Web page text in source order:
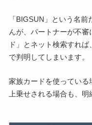
「BIGSUN」という名
んが、パートナーが不
ド」とネット検索すれ
で判明してしまいます。
家族カードを使っている
上乗せされる場合も、